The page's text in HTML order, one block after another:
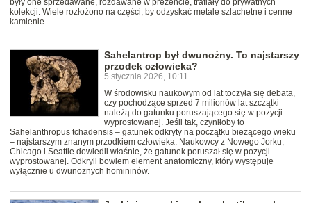
były one sprzedawane, rozdawane w prezencie, trafiały do prywatnych
kolekcji. Wiele rozłożono na części, by odzyskać metale szlachetne i cenne
kamienie.
Sahelantrop był dwunożny. To najstarszy
przodek człowieka?
5 stycznia 2026, 10:11
W środowisku naukowym od lat toczyła się debata,
czy pochodzące sprzed 7 milionów lat szczątki
należą do gatunku poruszającego się w pozycji
wyprostowanej. Jeśli tak, czyniłoby to
Sahelanthropus tchadensis – gatunek odkryty na początku bieżącego wieku
– najstarszym znanym przodkiem człowieka. Naukowcy z Nowego Jorku,
Chicago i Seattle dowiedli właśnie, że gatunek poruszał się w pozycji
wyprostowanej. Odkryli bowiem element anatomiczny, który występuje
wyłącznie u dwunożnych homininów.